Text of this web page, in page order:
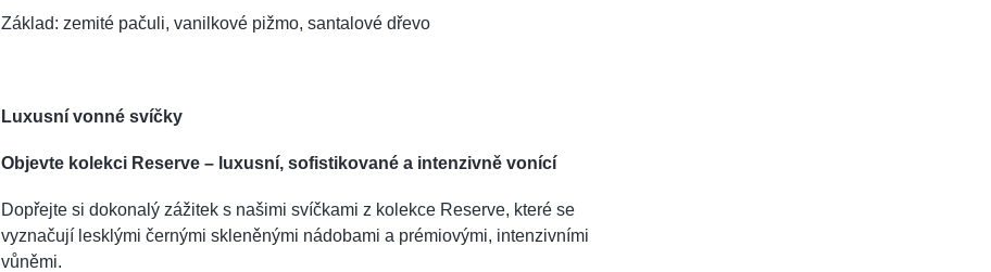
Základ: zemité pačuli, vanilkové pižmo, santalové dřevo
Luxusní vonné svíčky
Objevte kolekci Reserve – luxusní, sofistikované a intenzivně vonící
Dopřejte si dokonalý zážitek s našimi svíčkami z kolekce Reserve, které se
vyznačují lesklými černými skleněnými nádobami a prémiovými, intenzivními
vůněmi.